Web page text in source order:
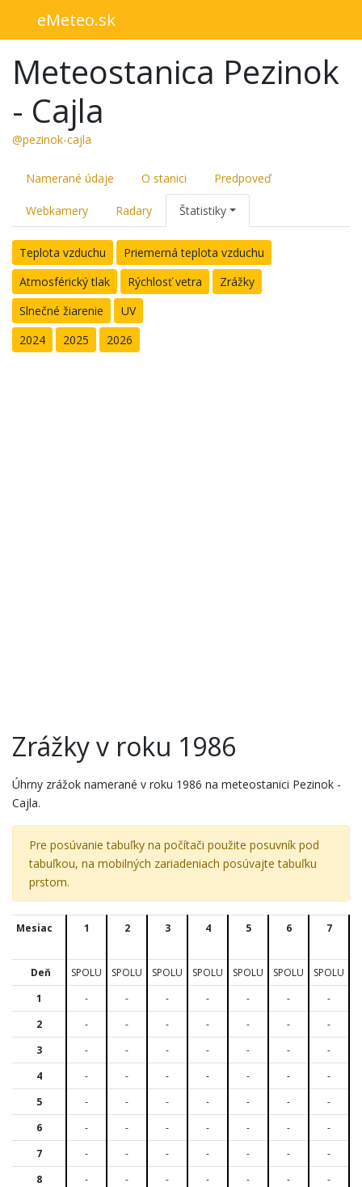
eMeteo.sk
Meteostanica Pezinok
- Cajla
@pezinok-cajla
Namerané údaje O stanici Predpoveď
Webkamery Radary Štatistiky
Teplota vzduchu
Priemerná teplota vzduchu
Atmosférický tlak
Rýchlosť vetra
Zrážky
Slnečné žiarenie
UV
2024
2025 2026
Zrážky v roku 1986
Úhrny zrážok namerané v roku 1986 na meteostanici Pezinok -
Cajla.
Pre posúvanie tabuľky na počítači použite posuvník pod
tabuľkou, na mobilných zariadeniach posúvajte tabuľku
prstom.
Mesiac 1 2 3 4 5 6 7
Deň SPOLU SPOLU SPOLU SPOLU SPOLU SPOLU SPOLU
1
- - - - - -
-
2
- - - - - -
-
3
- - - - - -
-
4
- - - - - -
-
5
- - - - - -
-
6
- - - - - -
-
7
- - - - - -
-
8
- - - - - -
-